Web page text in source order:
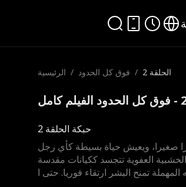
الرئيسية / فوق كل الحدود / الحلقة 2
حبكة الحلقة 2
صغيرا، ويعيش حياة بسيطة كأي رجل
العفوية تتجسد ككيانات مقدسة
تمنح البشر ارتقاء فوريا. حتى ا